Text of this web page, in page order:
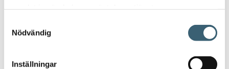
Nödvändig
Inställningar